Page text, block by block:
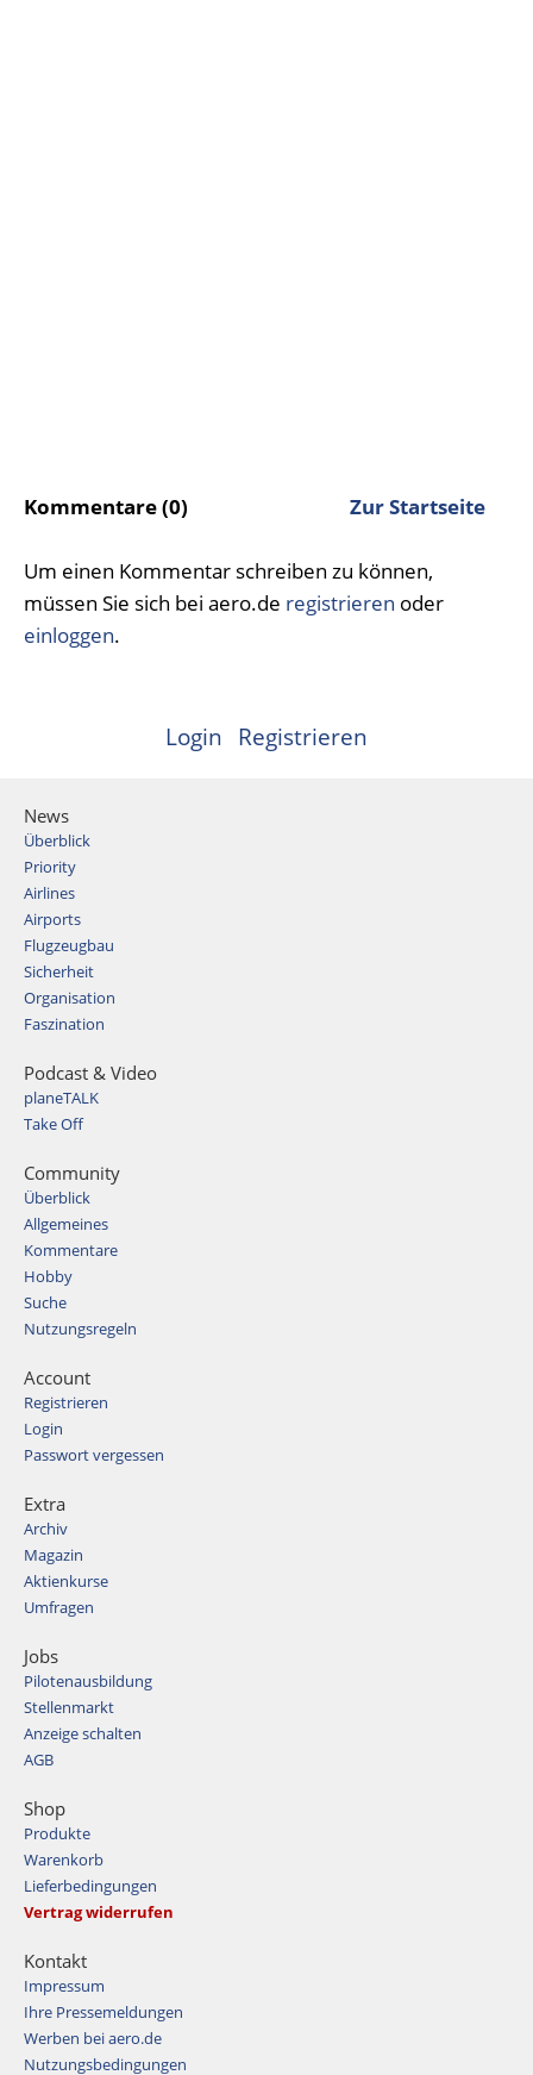
Kommentare (0) Zur Startseite
Um einen Kommentar schreiben zu können,
müssen Sie sich bei aero.de registrieren oder
einloggen.
Login Registrieren
News
Überblick
Priority
Airlines
Airports
Flugzeugbau
Sicherheit
Organisation
Faszination
Podcast & Video
planeTALK
Take Off
Community
Überblick
Allgemeines
Kommentare
Hobby
Suche
Nutzungsregeln
Account
Registrieren
Login
Passwort vergessen
Extra
Archiv
Magazin
Aktienkurse
Umfragen
Jobs
Pilotenausbildung
Stellenmarkt
Anzeige schalten
AGB
Shop
Produkte
Warenkorb
Lieferbedingungen
Vertrag widerrufen
Kontakt
Impressum
Ihre Pressemeldungen
Werben bei aero.de
Nutzungsbedingungen